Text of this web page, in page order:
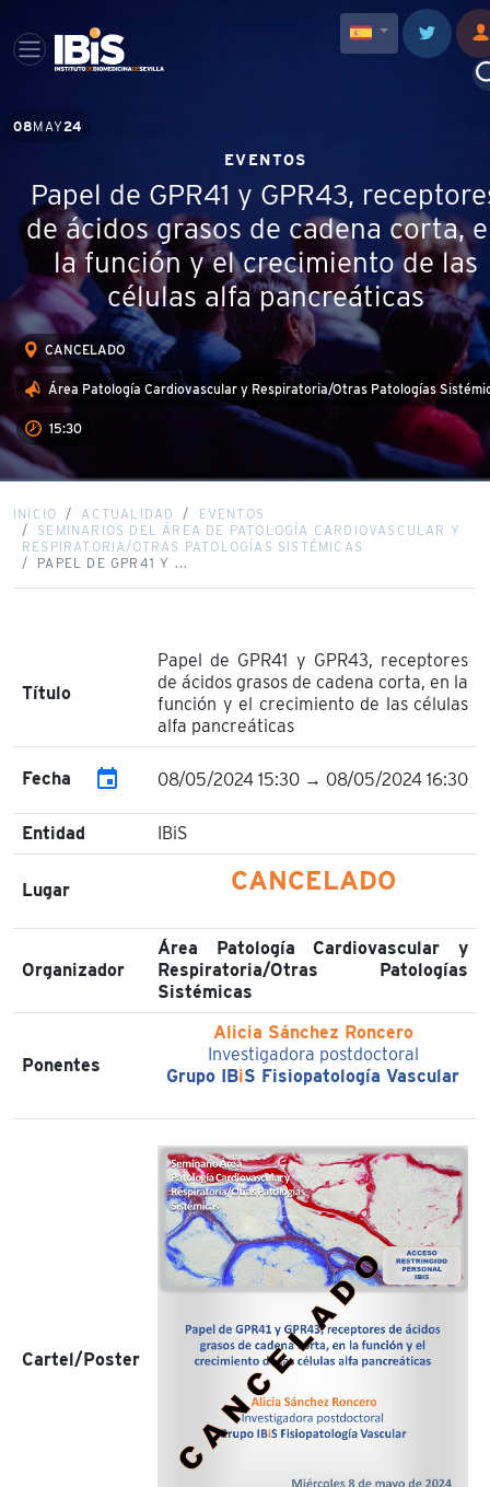
08MAY 24
EVENTOS
Papel de GPR41 y GPR43,
de ácidos grasos de cadena corta,
la función y el crecimiento de las
células alfa pancreáticas
CANCELADO
Área Patología Cardiovascular y Respiratoria/Otras Patologías
15:30
INICIO ACTUALIDAD
EVENTOS
SEMINARIOS DEL ÁREA DE PATOLOGÍA CARDIOVASCULAR Y
RESPIRATORIA/OTRAS PATOLOGÍAS SISTÉMICAS
PAPEL DE GPR41 Y ...
Título
Papel de GPR41 y GPR43, receptores
de ácidos grasos de cadena corta, en la
función y el crecimiento de las células
alfa pancreáticas
Fecha event 08/05/2024 15:30 → 08/05/2024 16:30
Entidad IBiS
Lugar CANCELADO
Organizador
Área Patología Cardiovascular y
Respiratoria/Otras Patologías
Sistémicas
Ponentes
Alicia Sánchez Roncero
Investigadora postdoctoral
Grupo IBiS Fisiopatología Vascular
Cartel/Poster